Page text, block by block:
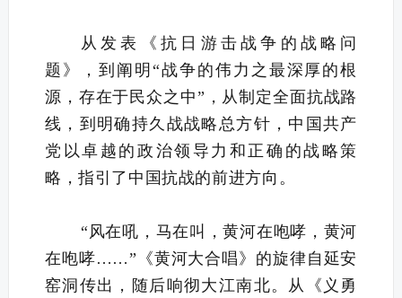
从发表《抗日游击战争的战略问
题》，到阐明“战争的伟力之最深厚的根
源，存在于民众之中”，从制定全面抗战路
线，到明确持久战战略总方针，中国共产
党以卓越的政治领导力和正确的战略策
略，指引了中国抗战的前进方向。
“风在吼，马在叫，黄河在咆哮，黄河
在咆哮……”《黄河大合唱》的旋律自延安
窑洞传出，随后响彻大江南北。从《义勇